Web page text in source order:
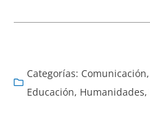
Categorías: Comunicación,
Educación, Humanidades,